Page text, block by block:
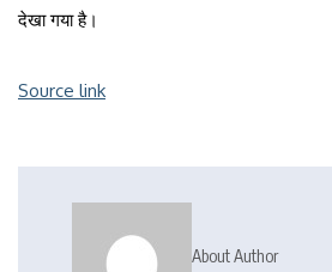
देखा गया है।
Source link
About Author